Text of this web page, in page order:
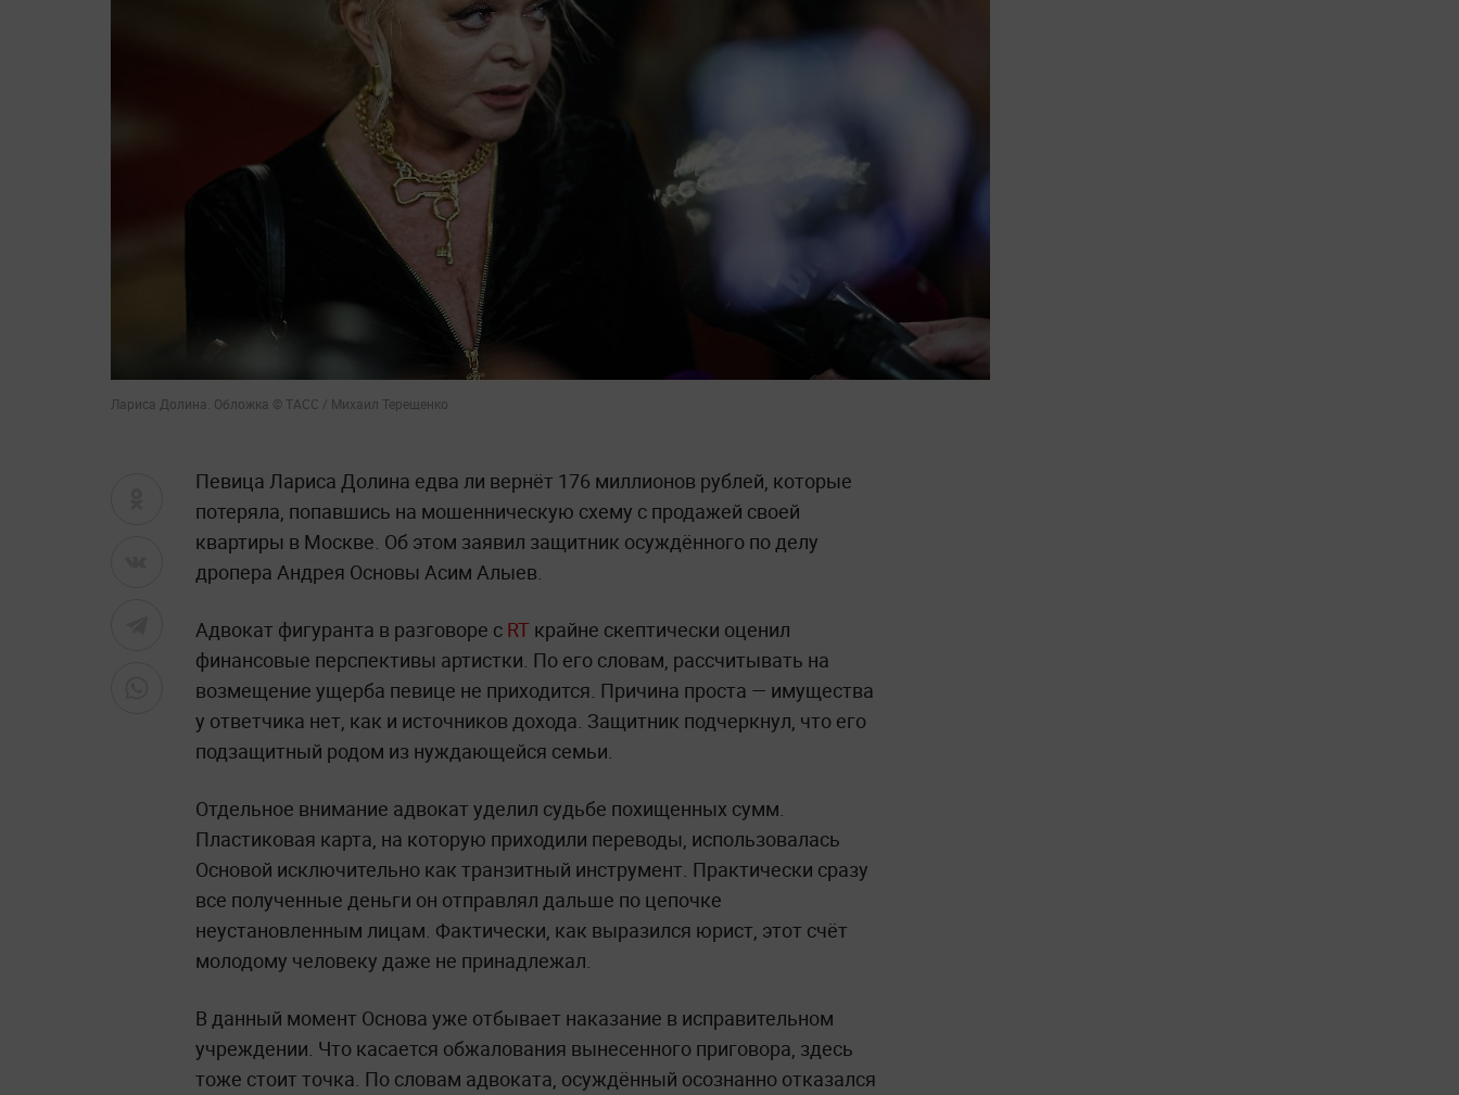
Лариса Долина. Обложка © ТАСС / Михаил Терещенко
Певица Лариса Долина едва ли вернёт 176 миллионов рублей, которые
потеряла, попавшись на мошенническую схему с продажей своей
квартиры в Москве. Об этом заявил защитник осуждённого по делу
дропера Андрея Основы Асим Алыев.
Адвокат фигуранта в разговоре с RT крайне скептически оценил
финансовые перспективы артистки. По его словам, рассчитывать на
возмещение ущерба певице не приходится. Причина проста — имущества
у ответчика нет, как и источников дохода. Защитник подчеркнул, что его
подзащитный родом из нуждающейся семьи.
Отдельное внимание адвокат уделил судьбе похищенных сумм.
Пластиковая карта, на которую приходили переводы, использовалась
Основой исключительно как транзитный инструмент. Практически сразу
все полученные деньги он отправлял дальше по цепочке
неустановленным лицам. Фактически, как выразился юрист, этот счёт
молодому человеку даже не принадлежал.
В данный момент Основа уже отбывает наказание в исправительном
учреждении. Что касается обжалования вынесенного приговора, здесь
тоже стоит точка. По словам адвоката, осуждённый осознанно отказался